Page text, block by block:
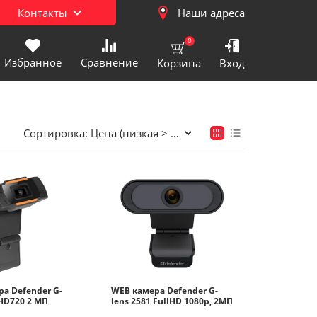
Контакты
техника
техника
Наши адреса
Избранное Сравнение Корзина
0
Вход
Сортировка:
Defender G-
2 МП
WEB камера Defender G-
lens 2581 FullHD 1080p, 2МП